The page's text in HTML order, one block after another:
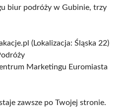
biur podróży w Gubinie, trzy
(Lokalizacja: Śląska 22)
Marketingu Euromiasta
zawsze po Twojej stronie.